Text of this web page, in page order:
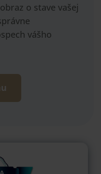
o stave vašej
vášho